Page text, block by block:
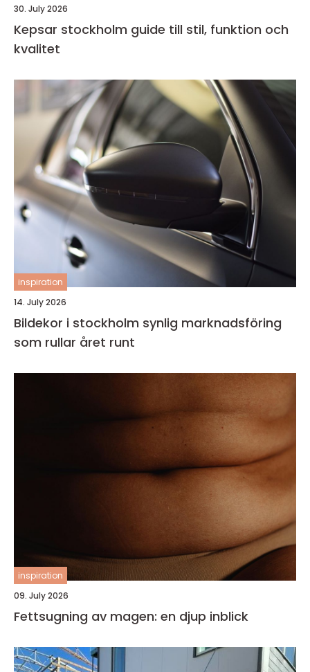
30. July 2026
Kepsar stockholm guide till stil, funktion och
kvalitet
inspiration
14. July 2026
Bildekor i stockholm synlig marknadsföring
som rullar året runt
inspiration
09. July 2026
Fettsugning av magen: en djup inblick